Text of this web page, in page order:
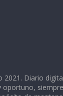
2021. Diario